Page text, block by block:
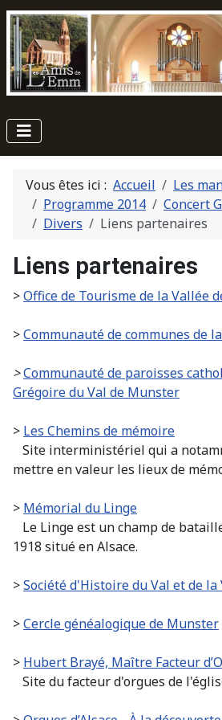
Vous êtes ici : Accueil
Les
Programme 2014
Concert
Divers
Liens partenaires
Liens partenaires
>Office de Tourisme de la Vallée
>Communauté de communes de
>Communauté de paroisses
Grégoire du Val de Munster
> Les Chemins de mémoire
Site interministériel qui a
mettre en valeur les lieux de
> Mémorial du Linge
Le Linge est un champ de
1918 situé en Alsace.
>Société d'Histoire du Val et de
>Cercle généalogique de Munster
> Hubert Brayé, Maître Facteur
Site du facteur d'orgues de